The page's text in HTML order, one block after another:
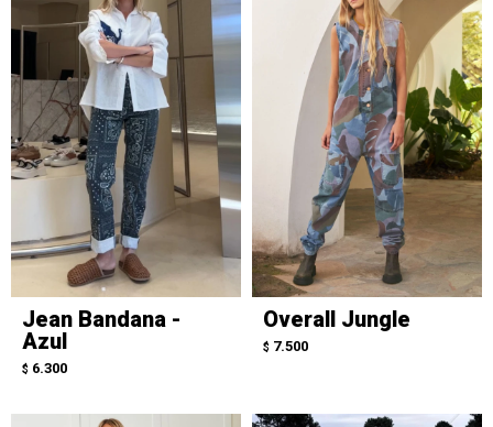
Jean Bandana -
Azul
$ 6.300
Overall Jungle
$ 7.500